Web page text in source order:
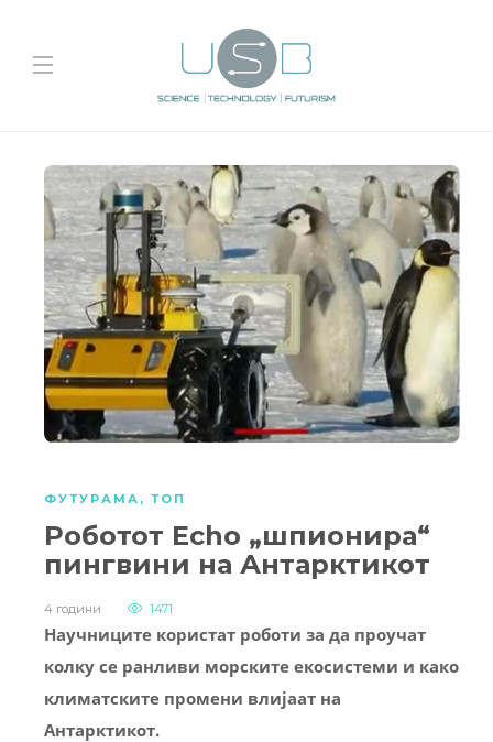
ФУТУРАМА , ТОП
Роботот Echo „шпионира“
пингвини на Антарктикот
4 години 1471
Научниците користат роботи за да проучат
колку се ранливи морските екосистеми и како
климатските промени влијаат на
Антарктикот.